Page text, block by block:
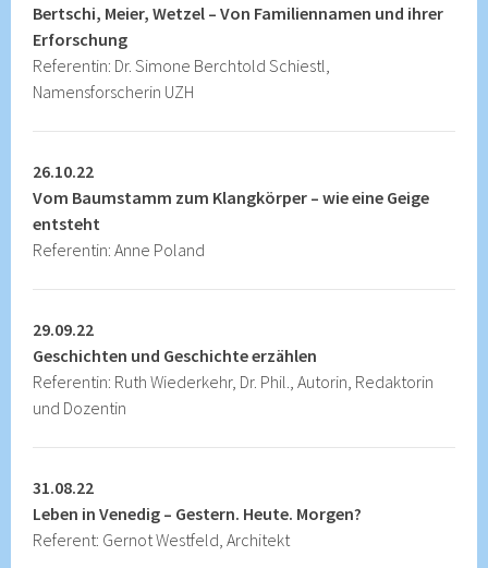
Bertschi, Meier, Wetzel – Von Familiennamen und ihrer
Erforschung
Referentin: Dr. Simone Berchtold Schiestl,
Namensforscherin UZH
26.10.22
Vom Baumstamm zum Klangkörper – wie eine Geige
entsteht
Referentin: Anne Poland
29.09.22
Geschichten und Geschichte erzählen
Referentin: Ruth Wiederkehr, Dr. Phil., Autorin, Redaktorin
und Dozentin
31.08.22
Leben in Venedig – Gestern. Heute. Morgen?
Referent: Gernot Westfeld, Architekt